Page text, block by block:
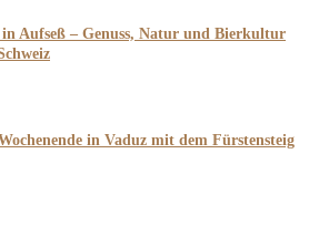
Aufseß – Genuss, Natur und Bierkultur
in Vaduz mit dem Fürstensteig